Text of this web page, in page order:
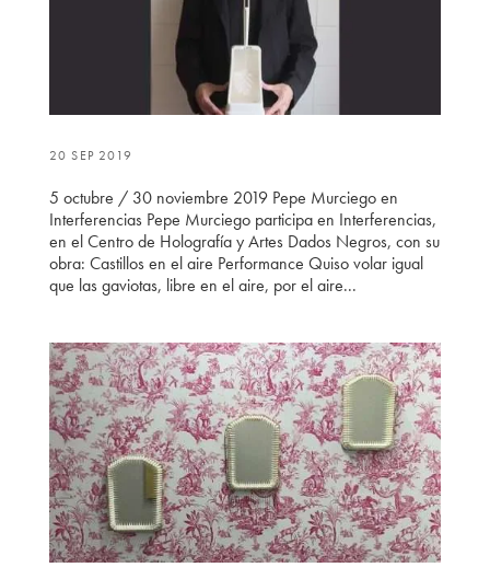
20 SEP 2019
5 octubre / 30 noviembre 2019 Pepe Murciego en
Interferencias Pepe Murciego participa en Interferencias,
en el Centro de Holografía y Artes Dados Negros, con su
obra: Castillos en el aire Performance Quiso volar igual
que las gaviotas, libre en el aire, por el aire...